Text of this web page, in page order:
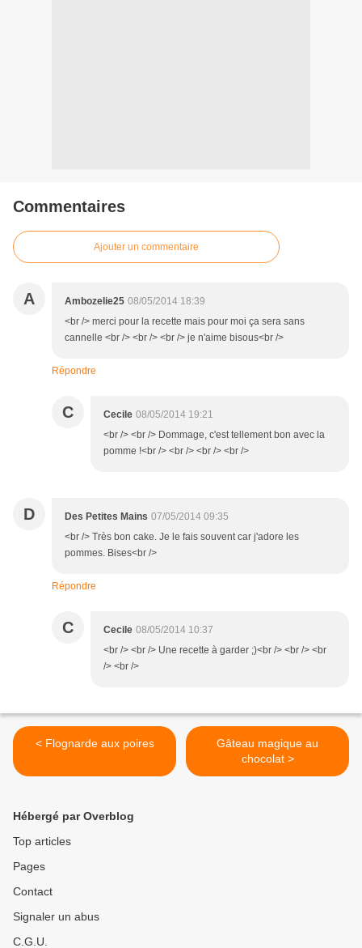
Commentaires
Ajouter un commentaire
A Ambozelie25 08/05/2014 18:39
<br /> merci pour la recette mais pour moi ça sera sans
cannelle <br /> <br /> <br /> je n'aime bisous<br />
Répondre
C Cecile 08/05/2014 19:21
<br /> <br /> Dommage, c'est tellement bon avec la
pomme !<br /> <br /> <br /> <br />
D Des Petites Mains 07/05/2014 09:35
<br /> Très bon cake. Je le fais souvent car j'adore les
pommes. Bises<br />
Répondre
C Cecile 08/05/2014 10:37
<br /> <br /> Une recette à garder ;)<br /> <br /> <br
/> <br />
< Flognarde aux poires
Gâteau magique au
chocolat >
Hébergé par Overblog
Top articles
Pages
Contact
Signaler un abus
C.G.U.